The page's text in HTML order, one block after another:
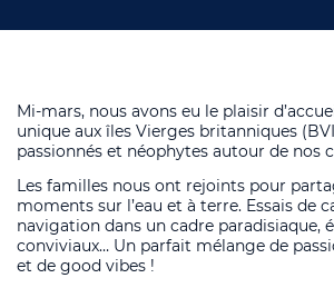
Mi-mars, nous avons eu le plaisir
unique aux îles Vierges britanniques
passionnés et néophytes autour de nos
Les familles nous ont rejoints pour
moments sur l’eau et à terre. Essais de
navigation dans un cadre paradisiaque,
conviviaux… Un parfait mélange de
et de good vibes !